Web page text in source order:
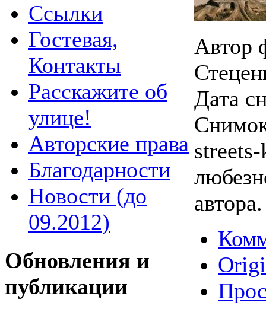
Ссылки
Гостевая,
Контакты
Расскажите об
улице!
Авторские права
Благодарности
Новости (до
09.2012)
Обновления и
публикации
Автор
Дата
автора.